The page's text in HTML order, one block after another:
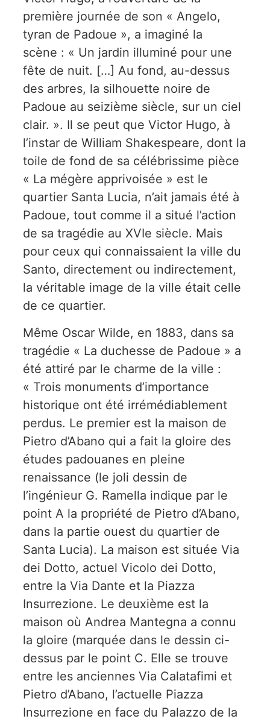
première journée de son « Angelo,
tyran de Padoue », a imaginé la
scène : « Un jardin illuminé pour une
fête de nuit. […] Au fond, au-dessus
des arbres, la silhouette noire de
Padoue au seizième siècle, sur un ciel
clair. ». Il se peut que Victor Hugo, à
l’instar de William Shakespeare, dont la
toile de fond de sa célébrissime pièce
« La mégère apprivoisée » est le
quartier Santa Lucia, n’ait jamais été à
Padoue, tout comme il a situé l’action
de sa tragédie au XVIe siècle. Mais
pour ceux qui connaissaient la ville du
Santo, directement ou indirectement,
la véritable image de la ville était celle
de ce quartier.
Même Oscar Wilde, en 1883, dans sa
tragédie « La duchesse de Padoue » a
été attiré par le charme de la ville :
« Trois monuments d’importance
historique ont été irrémédiablement
perdus. Le premier est la maison de
Pietro d’Abano qui a fait la gloire des
études padouanes en pleine
renaissance (le joli dessin de
l’ingénieur G. Ramella indique par le
point A la propriété de Pietro d’Abano,
dans la partie ouest du quartier de
Santa Lucia). La maison est située Via
dei Dotto, actuel Vicolo dei Dotto,
entre la Via Dante et la Piazza
Insurrezione. Le deuxième est la
maison où Andrea Mantegna a connu
la gloire (marquée dans le dessin ci-
dessus par le point C. Elle se trouve
entre les anciennes Via Calatafimi et
Pietro d’Abano, l’actuelle Piazza
Insurrezione en face du Palazzo de la